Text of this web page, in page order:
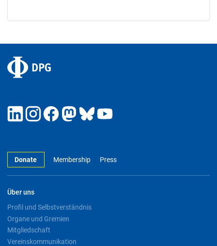
Donate Membership Press
Über uns
Profil und Selbstverständnis
Organe und Gremien
Mitgliedschaft
Vereinskommunikation